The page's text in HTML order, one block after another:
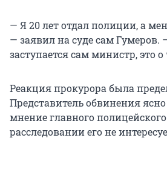
— Я 20 лет отдал полиции, а
— заявил на суде сам Гумеров.
заступается сам министр, это
Реакция прокурора была
Представитель обвинения
мнение главного
расследовании его не